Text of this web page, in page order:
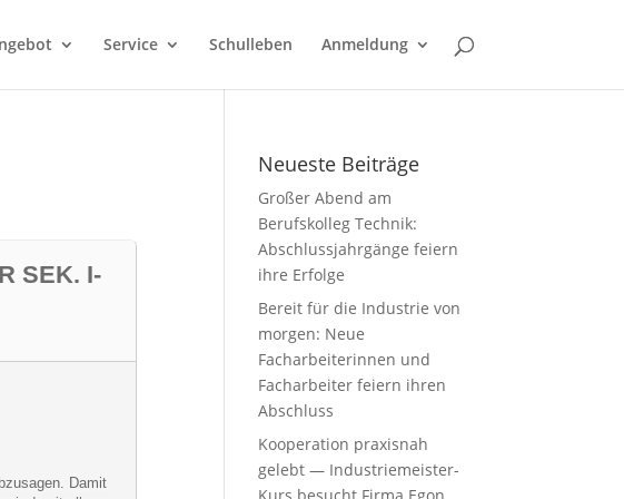
Service Schulleben Anmeldung
SEK. I-
Damit
Neueste Beiträge
Großer Abend am
Berufskolleg Technik:
Abschlussjahrgänge feiern
ihre Erfolge
Bereit für die Industrie von
morgen: Neue
Facharbeiterinnen und
Facharbeiter feiern ihren
Abschluss
Kooperation praxisnah
gelebt — Industriemeister-